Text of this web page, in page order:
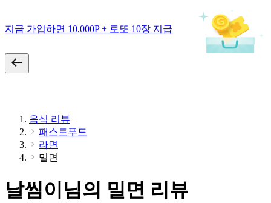
지금 가입하면 10,000P + 로또 10장 지급
음식 리뷰
패스트푸드
라면
밀면
날씸이님의 밀면 리뷰